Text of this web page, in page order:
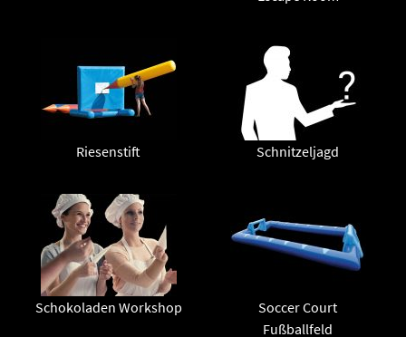
Riesenstift Schnitzeljagd
Schokoladen Workshop
Soccer Court
Fußballfeld